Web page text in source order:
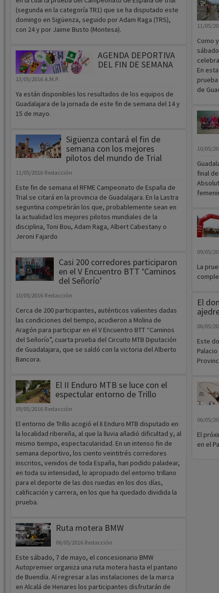
(segunda en la categoría TR1) que se ha disputado este
domingo en Sigüenza, seguido por Adam Raga (TRS),
con 24 y por Jaime Busto (Montesa).
AGENDA DEPORTIVA
DEL FIN DE SEMANA
13/05/2016 A.M.P.
Ya están disponibles los resultados de los equipos de
Guadalajara de la jornada de este fin de semana del 14 y
15 de mayo.
Sigüenza contará el fin de
semana con los mejores
pilotos del mundo de Trial
11/05/2016 Redacción
Este fin de semana el RFME Campeonato de España de
Trial se citará en la provincia de Guadalajara. En la Lastra
seguntina competirán los que, probablemente sean en
la actualidad los mejores pilotos mundiales de la
disciplina, Toni Bou, Adam Raga, Albert Cabestany o
Jeroni Fajardo
Casi 200 corredores participaron
en el V Encuentro BTT ‘Caminos
del Señorío’
10/05/2016 Redacción
Cerca de 200 participantes, auténticos valientes dadas
las condiciones del tiempo, acudieron a Molina de
Aragón para participar en el V Encuentro BTT “Caminos
del Señorío”, cuarta prueba del Circuito MTB Diputación
de Guadalajara, que se saldó con la victoria del Alberto
Bancora.
El II Enduro MTB se luce con el
espectular entorno de Trillo
09/05/2016 Redacción
El entorno de Trillo acogió el II Enduro MTB disputado en
la localidad ribereña, al que la lluvia añadió dificultad y, al
mismo tiempo, espectacularidad. En un intenso fin de
semana deportivo, los ciento veintitrés corredores
inscritos, venidos de toda España, han podido paladear,
en toda su intensidad, lo apropiado del entorno trillano
para el deporte de las dos ruedas en los dos días,
calificación y carrera, en los que ha quedado dividida la
prueba.
Ruta motera BMW
06/05/2016 Redacción
Este sábado, 7 de mayo, el concesionario BMW
Autopremier organiza una ruta motera hasta el pantano
de Buendía. Al regresar a las instalaciones de la marca
en Alcalá de Henares los participantes disfrutarán de
11/05/
Como
En
de
10/05/
final
09/05/
La
El
06/05/
Este
06/05/
El
en el